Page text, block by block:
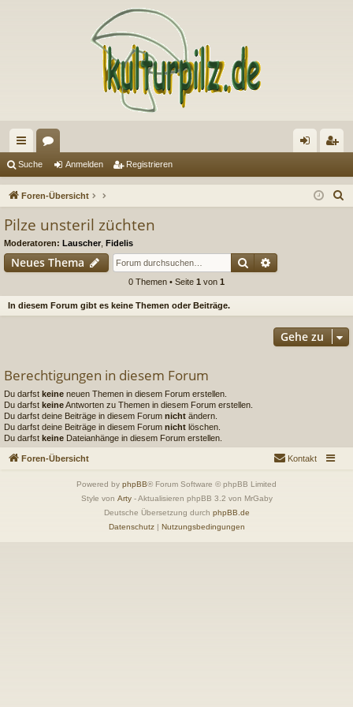
ch
ne
riff
en m ist
Suche Anmelden Registrieren
Foren-Übersicht
Pilze unsteril züchten
Moderatoren: Lauscher Fidelis
Neues Thema Suche
0 Themen • Seite 1 von 1
In diesem Forum gibt es keine Themen oder Beiträge.
Gehe zu
Berechtigungen in diesem Forum
Du darfst keine neuen Themen in diesem Forum erstellen.
Du darfst keineAntworten zu Themen in diesem Forum erstellen.
Du darfst deine Beiträge in diesem Forum nicht ändern.
Du darfst deine Beiträge in diesem Forum nicht löschen.
Du darfst keine Dateianhänge in diesem Forum erstellen.
Foren-Übersicht Kontakt
Powered by phpBB® Forum Software © phpBB Limited
Style von Arty- Aktualisieren phpBB 3.2 von MrGaby
Deutsche Übersetzung durch phpBB.de
Datenschutz| Nutzungsbedingungen